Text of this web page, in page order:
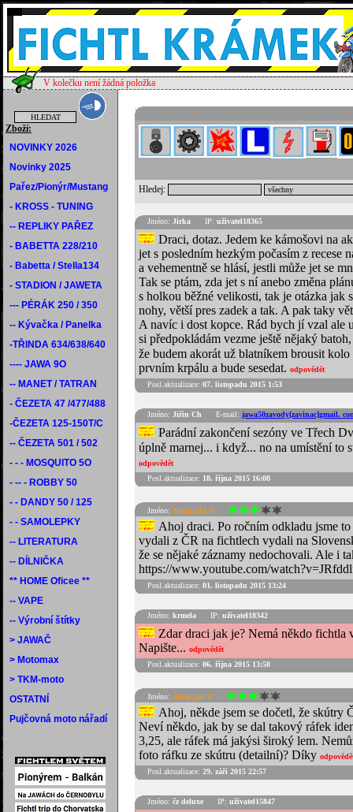
V kolečku není žádná položka
Zboží:
NOVINKY 2026
Novinky 2025
Pařez/Pionýr/Mustang
- KROSS - TUNING
-- REPLIKY PAŘEZ
- BABETTA 228/210
- Babetta / Stella134
- STADION / JAWETA
--- PÉRÁK 250 / 350
-- Kývačka / Panelka
-TŘINDA 634/638/640
---- JAWA 9O
-- MANET / TATRAN
- ČEZETA 47 /477/488
-ČEZETA 125-150T/C
-- ČEZETA 501 / 502
- - - MOSQUITO 5O
- -- - ROBBY 50
- - DANDY 50 / 125
- - SAMOLEPKY
-- LITERATURA
-- DÍLNIČKA
** HOME Oficee **
-- VAPE
-- Výrobní štítky
> JAWAČ
> Motomax
> TKM-moto
OSTATNÍ
Pujčovná moto nářadí
Hledej:
Jméno: Jirka IP: uživatel18365
Draci, dotaz. Jedem ke kámošovi na
jet s posledním hezkým počasím z recese
a vehementně se hlásí, jestli může jet se
Tak se ptám, zda jet s ní anebo změna
s holkou běžné velikosti, tak je otázka jak
nohy, větší pres zadek a tak. A pak taky
A navíc i dost kopce. Rád bych jí vzal ale
si předpokládám vezme ještě nějaký
že budem akorát už blatníkem brousit
prvním krpálu a bude sesedat. odpovědět
Posl.aktualizace: 07. listopadu 2015 1:53
Jméno: Jiřin Ch E-mail: jawa50zavody[zavinac]gmail.
Parádní zakončení sezóny ve Třech
úplně marnej... i když... no na umístění to
odpovědět
Posl.aktualizace: 18. října 2015 16:08
Jméno: Johnny15 ®
Ahoj draci. Po ročním odkladu jsme
vydali z ČR na fichtlech vydali na
že se nějaké záznamy nedochovali. Ale i
https://www.youtube.com/
Posl.aktualizace: 01. listopadu 2015 13:24
Jméno: krmela IP: uživatel18342
Zdar draci jak je? Nemá někdo
Napište... odpovědět
Posl.aktualizace: 06. října 2015 13:50
Jméno: sefcik.jan ®
Ahoj, někde jsem se dočetl, že
Neví někdo, jak by se dal takový ráfek
3,25, ale ráfek má jakýsi široký lem.
foto ráfku ze skútru (detailní)? Díky
Posl.aktualizace: 29. září 2015 22:57
Jméno: čz deluxe IP: uživatel15847